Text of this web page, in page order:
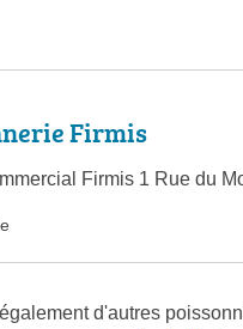
Firmis
Firmis 1 Rue du
d'autres